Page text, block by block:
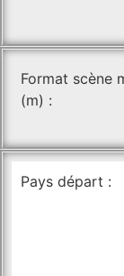
Format scène
(m) :
Pays départ :